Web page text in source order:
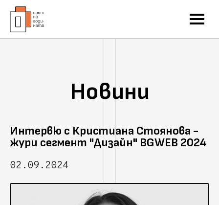
Новини
Интервю с Кристиана Стоянова -
жури сегмент "Дизайн" BGWEB 2024
02.09.2024